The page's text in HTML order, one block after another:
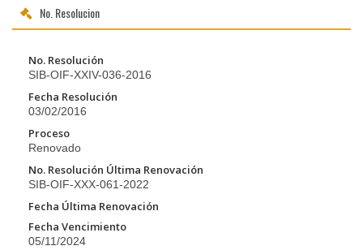
No. Resolucion
No. Resolución
SIB-OIF-XXIV-036-2016
Fecha Resolución
03/02/2016
Proceso
Renovado
No. Resolución Última Renovación
SIB-OIF-XXX-061-2022
Fecha Última Renovación
Fecha Vencimiento
05/11/2024